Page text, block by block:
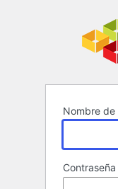
Nombre de
Contraseña